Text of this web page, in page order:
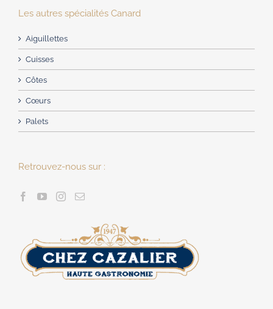
Les autres spécialités Canard
Aiguillettes
Cuisses
Côtes
Cœurs
Palets
Retrouvez-nous sur :